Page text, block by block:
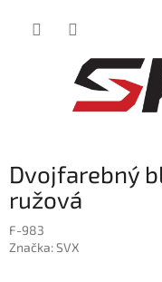
Dvojfarebný
ružová
F-983
Značka:SVX